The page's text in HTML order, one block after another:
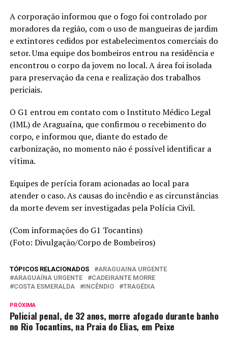
A corporação informou que o fogo foi controlado por
moradores da região, com o uso de mangueiras de jardim
e extintores cedidos por estabelecimentos comerciais do
setor. Uma equipe dos bombeiros entrou na residência e
encontrou o corpo da jovem no local. A área foi isolada
para preservação da cena e realização dos trabalhos
periciais.
O G1 entrou em contato com o Instituto Médico Legal
(IML) de Araguaína, que confirmou o recebimento do
corpo, e informou que, diante do estado de
carbonização, no momento não é possível identificar a
vítima.
Equipes de perícia foram acionadas ao local para
atender o caso. As causas do incêndio e as circunstâncias
da morte devem ser investigadas pela Polícia Civil.
(Com informações do G1 Tocantins)
(Foto: Divulgação/Corpo de Bombeiros)
TÓPICOS RELACIONADOS
ARAGUAINA URGENTE
ARAGUAÍNA URGENTE
CADEIRANTE MORRE
COSTA ESMERALDA
INCÊNDIO TRAGÉDIA
PRÓXIMA
Policial penal, de 32 anos, morre afogado durante banho
no Rio Tocantins, na Praia do Elias, em Peixe